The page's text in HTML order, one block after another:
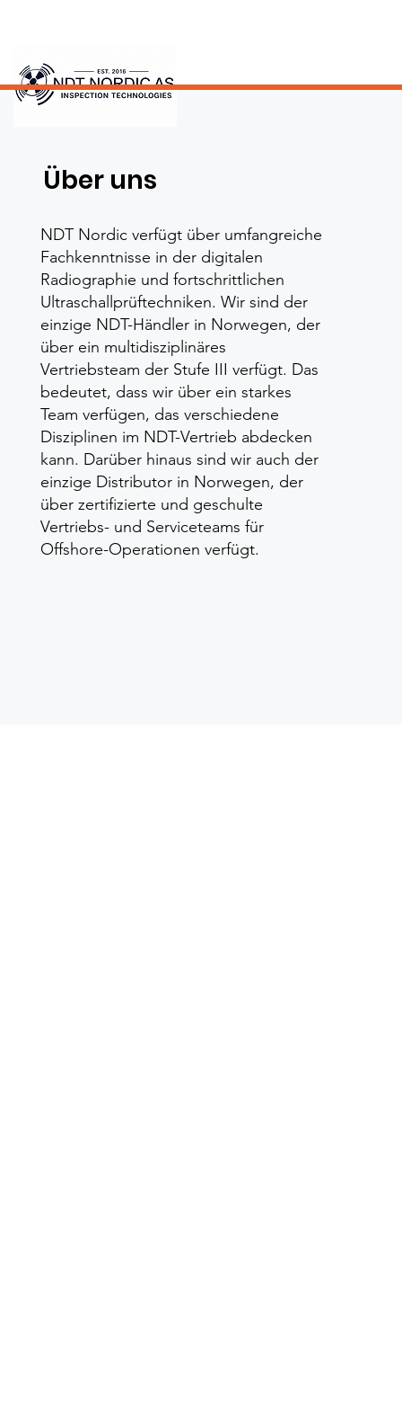
Über uns
NDT Nordic verfügt über umfangreiche
Fachkenntnisse in der digitalen
Radiographie und fortschrittlichen
Ultraschallprüftechniken. Wir sind der
einzige NDT-Händler in Norwegen, der
über ein multidisziplinäres
Vertriebsteam der Stufe III verfügt. Das
bedeutet, dass wir über ein starkes
Team verfügen, das verschiedene
Disziplinen im NDT-Vertrieb abdecken
kann. Darüber hinaus sind wir auch der
einzige Distributor in Norwegen, der
über zertifizierte und geschulte
Vertriebs- und Serviceteams für
Offshore-Operationen verfügt.